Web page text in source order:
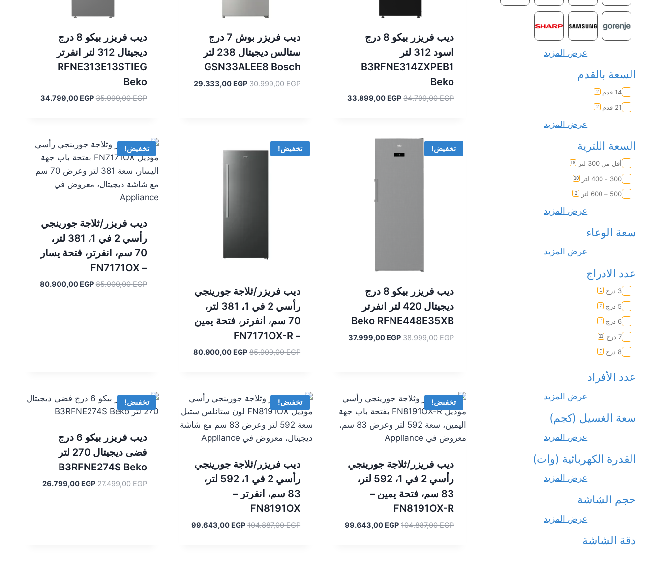
ديب فريزر بيكو 8 درج
اسود 312 لتر
B3RFNE314ZXPEB1
Beko
34.799,00EGP
السعر33.899,00 EGP
السعر
ديب فريزر بوش 7 درج
ستالس ديجيتال 238 لتر
GSN33ALEE8 Bosch
30.999,00EGP
السعر29.333,00 EGP
السعر
ديب فريزر بيكو 8 درج
ديجيتال 312 لتر انفرتر
RFNE313E13STIEG
Beko
35.999,00EGP
السعر34.799,00 EGP
السعر
تخفيض!
ديب فريزر بيكو 8 درج
ديجيتال 420 لتر انفرتر
Beko RFNE448E35XB
38.999,00EGP
السعر37.999,00 EGP
السعر
تخفيض!
ديب فريزر/ثلاجة جورينجي
رأسي 2 في 1، 381 لتر،
70 سم، انفرتر، فتحة يمين
– FN7171OX-R
85.900,00EGP
السعر80.900,00 EGP
السعر
تخفيض!
ديب فريزر/ثلاجة جورينجي
رأسي 2 في 1، 381 لتر،
70 سم، انفرتر، فتحة يسار
– FN7171OX
85.900,00EGP
السعر80.900,00 EGP
السعر
تخفيض!
ديب فريزر/ثلاجة جورينجي
رأسي 2 في 1، 592 لتر،
83 سم، فتحة يمين –
FN8191OX-R
104.887,00EGP
السعر99.643,00 EGP
السعر
تخفيض!
ديب فريزر/ثلاجة جورينجي
رأسي 2 في 1، 592 لتر،
83 سم، انفرتر –
FN8191OX
104.887,00EGP
السعر99.643,00 EGP
السعر
تخفيض!
ديب فريزر بيكو 6 درج
فضى ديجيتال 270 لتر
B3RFNE274S Beko
27.499,00EGP
السعر26.799,00 EGP
السعر
عرض المزيد
السعة بالقدم
14 قدم 2
21 قدم 2
عرض المزيد
السعة اللترية
أقل من 300 لتر 18
300 - 400 لتر 10
500 – 600 لتر 2
عرض المزيد
سعة الوعاء
عرض المزيد
عدد الادراج
3 درج 1
5 درج 2
6 درج 7
7 درج 11
8 درج 7
عدد الأفراد
عرض المزيد
سعة الغسيل (كجم)
عرض المزيد
القدرة الكهربائية (وات)
عرض المزيد
حجم الشاشة
عرض المزيد
دقة الشاشة